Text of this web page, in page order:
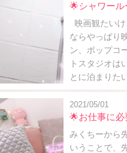
🌟シャワール
映画観たい
ならやっぱり
ン、ポップコ
トスタジオは
とに泊まりた
2021/05/01
🌟お仕事に必
みくちーから
いうことで、